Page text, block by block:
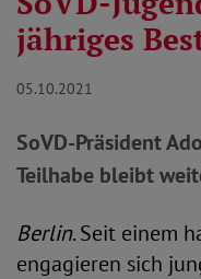
jähriges
05.10.2021
SoVD-Präsident
Teilhabe bleibt
Berlin. Seit einem
engagieren sich